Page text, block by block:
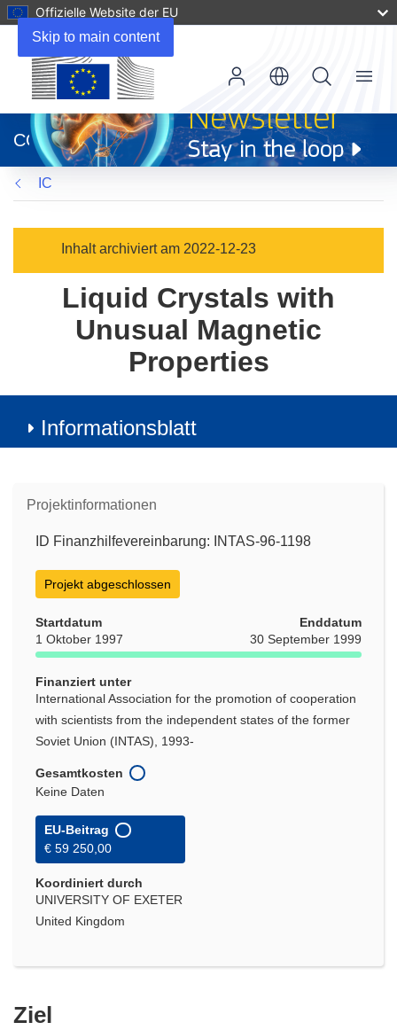
Skip to main content
Offizielle Website der EU
neuem
Fenster)
CORDIS
Menu
IC
Inhalt archiviert am 2022-12-23
Liquid Crystals with
Unusual Magnetic
Properties
Informationsblatt
Projektinformationen
ID Finanzhilfevereinbarung: INTAS-96-1198
Projekt abgeschlossen
Startdatum
1 Oktober 1997
Enddatum
30 September 1999
Finanziert unter
International Association for the promotion of cooperation
with scientists from the independent states of the former
Soviet Union (INTAS), 1993-
Gesamtkosten
Keine Daten
EU-Beitrag
€ 59 250,00
Koordiniert durch
UNIVERSITY OF EXETER
United Kingdom
Ziel